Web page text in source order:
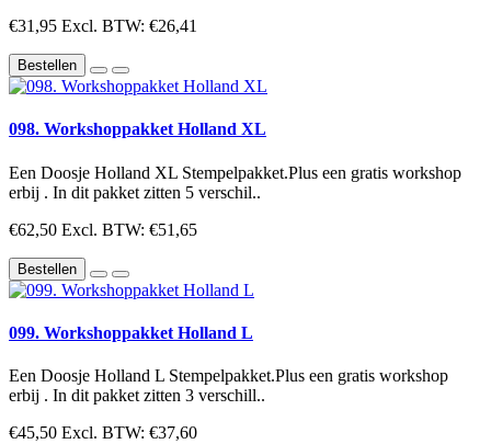
€31,95 Excl. BTW: €26,41
Bestellen
098. Workshoppakket Holland XL
Een Doosje Holland XL Stempelpakket.Plus een gratis workshop
erbij . In dit pakket zitten 5 verschil..
€62,50 Excl. BTW: €51,65
Bestellen
099. Workshoppakket Holland L
Een Doosje Holland L Stempelpakket.Plus een gratis workshop
erbij . In dit pakket zitten 3 verschill..
€45,50 Excl. BTW: €37,60